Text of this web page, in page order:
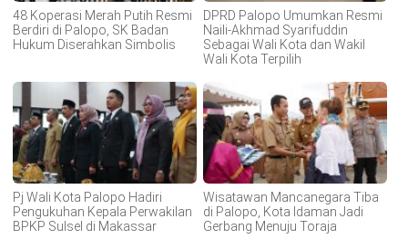
48 Koperasi Merah Putih Resmi
Berdiri di Palopo, SK Badan
Hukum Diserahkan Simbolis
DPRD Palopo Umumkan Resmi
Naili-Akhmad Syarifuddin
Sebagai Wali Kota dan Wakil
Wali Kota Terpilih
Pj Wali Kota Palopo Hadiri
Pengukuhan Kepala Perwakilan
BPKP Sulsel di Makassar
Wisatawan Mancanegara Tiba
di Palopo, Kota Idaman Jadi
Gerbang Menuju Toraja